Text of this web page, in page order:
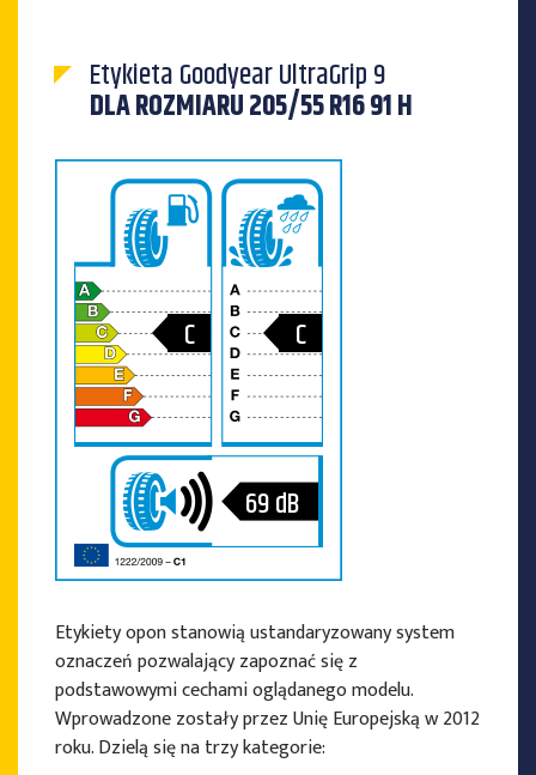
Etykieta Goodyear UltraGrip 9
DLA ROZMIARU 205/55 R16 91 H
C C
69dB
Etykiety opon stanowią ustandaryzowany system
oznaczeń pozwalający zapoznać się z
podstawowymi cechami oglądanego modelu.
Wprowadzone zostały przez Unię Europejską w 2012
roku. Dzielą się na trzy kategorie: